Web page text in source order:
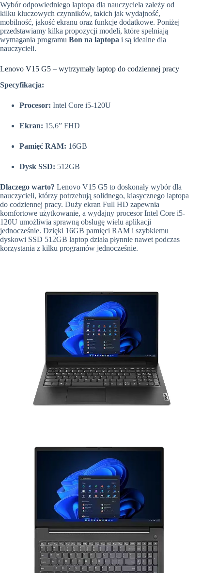
Wybór odpowiedniego laptopa dla nauczyciela zależy od
kilku kluczowych czynników, takich jak wydajność,
mobilność, jakość ekranu oraz funkcje dodatkowe. Poniżej
przedstawiamy kilka propozycji modeli, które spełniają
wymagania programu Bon na laptopa i są idealne dla
nauczycieli.
Lenovo V15 G5 – wytrzymały laptop do codziennej pracy
Specyfikacja:
Procesor: Intel Core i5-120U
Ekran: 15,6” FHD
Pamięć RAM: 16GB
Dysk SSD: 512GB
Dlaczego warto? Lenovo V15 G5 to doskonały wybór dla
nauczycieli, którzy potrzebują solidnego, klasycznego laptopa
do codziennej pracy. Duży ekran Full HD zapewnia
komfortowe użytkowanie, a wydajny procesor Intel Core i5-
120U umożliwia sprawną obsługę wielu aplikacji
jednocześnie. Dzięki 16GB pamięci RAM i szybkiemu
dyskowi SSD 512GB laptop działa płynnie nawet podczas
korzystania z kilku programów jednocześnie.